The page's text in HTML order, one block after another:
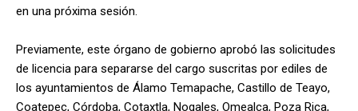
en una próxima sesión.
Previamente, este órgano de gobierno aprobó las solicitudes
de licencia para separarse del cargo suscritas por ediles de
los ayuntamientos de Álamo Temapache, Castillo de Teayo,
Coatepec, Córdoba, Cotaxtla, Nogales, Omealca, Poza Rica,